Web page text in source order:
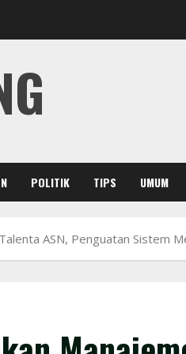
POLITIK TIPS UMUM
ASN, Penguatan Sistem